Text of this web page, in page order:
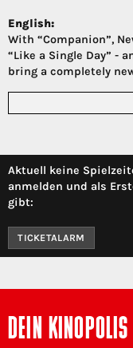
English:
With “Companion”,
“Like a Single Day” -
bring a completely
Aktuell keine
anmelden und als
gibt:
TICKETALARM
DEIN KINOPOLIS